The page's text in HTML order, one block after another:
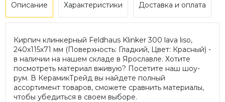
Описание Характеристики Доставка и оплата
Кирпич клинкерный Feldhaus Klinker 300 lava liso,
240х115х71 мм (Поверхность: Гладкий, Цвет: Красный) -
в наличии на нашем складе в Ярославле. Хотите
посмотреть материал вживую? Посетите наш шоу-
рум. В КерамикТрейд вы найдете полный
ассортимент товаров, сможете сравнить материалы,
чтобы убедиться в своем выборе.